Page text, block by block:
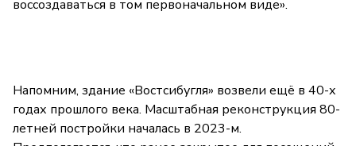
воссоздаваться в том первоначальном виде».
Напомним, здание «Востсибугля» возвели ещё в 40-х
годах прошлого века. Масштабная реконструкция 80-
летней постройки началась в 2023-м.